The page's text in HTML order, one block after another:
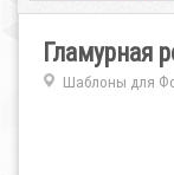
Гламурная
Шаблоны для